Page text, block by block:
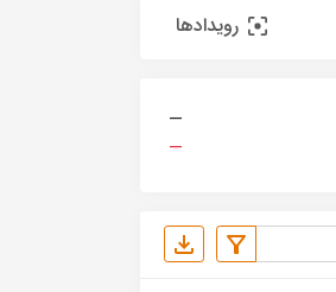
رویدادها
—
—